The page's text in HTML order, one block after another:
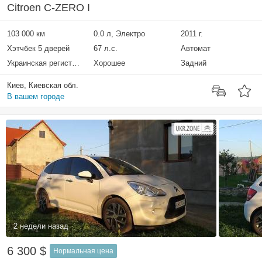
Citroen C-ZERO I
103 000 км 0.0 л, Электро
2011 г.
Хэтчбек 5 дверей
67 л.с.
Автомат
Украинская регистрация
Хорошее Задний
Киев, Киевская обл.
В вашем городе
2 недели назад
6 300 $ Нормальная цена